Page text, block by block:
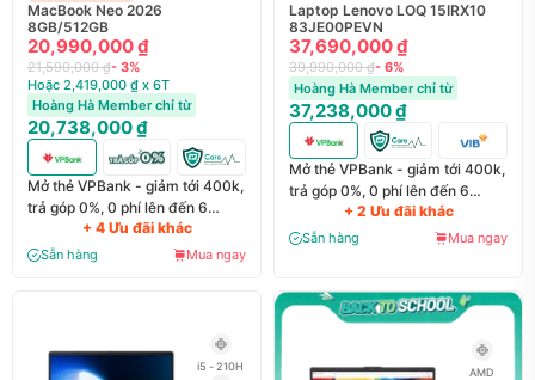
MacBook Neo 2026
8GB/512GB
20,990,000 ₫
21,590,000 ₫- 3%
Hoặc 2,419,000 ₫ x 6T
Hoàng Hà Member chỉ từ
20,738,000 ₫
Mở thẻ VPBank - giảm tới 400k,
trả góp 0%, 0 phí lên đến 6
+ 4 Ưu đãi khác
Sẵn hàng Mua ngay
Laptop Lenovo LOQ 15IRX10
83JE00PEVN
37,690,000 ₫
39,990,000 ₫- 6%
Hoàng Hà Member chỉ từ
37,238,000 ₫
Mở thẻ VPBank - giảm tới 400k,
trả góp 0%, 0 phí lên đến 6
+ 2 Ưu đãi khác
Sẵn hàng Mua ngay
i5 - 210H
AMD